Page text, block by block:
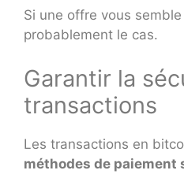
Si une offre vous semble
probablement le cas.
Garantir la
transactions
Les transactions en
méthodes de paiement